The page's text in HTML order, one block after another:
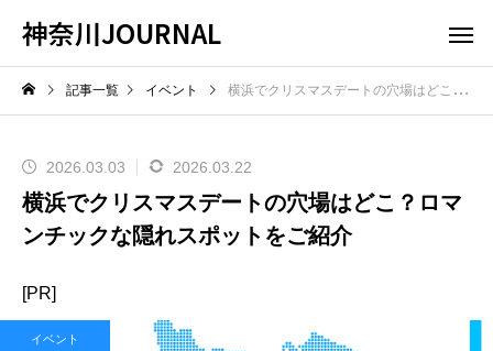
神奈川JOURNAL
記事一覧 イベント 横浜でクリスマスデートの穴場はどこ？ロマンチックな隠れスポットをご紹介
2026.03.03 2026.03.22
横浜でクリスマスデートの穴場はどこ？ロマ
ンチックな隠れスポットをご紹介
[PR]
イベント